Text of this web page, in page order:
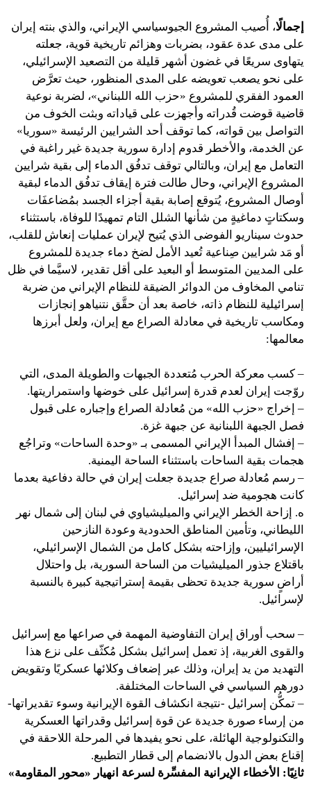
إجمالًا، أُصيب المشروع الجيوسياسي الإيراني، والذي بنته إيران
على مدى عدة عقود، بضربات وهزائم تاريخية قوية، جعلته
يتهاوى سريعًا في غضون أشهر قليلة من التصعيد الإسرائيلي،
على نحو يصعب تعويضه على المدى المنظور، حيث تعرَّض
العمود الفقري للمشروع «حزب الله اللبناني»، لضربة نوعية
قاضية قوضت قُدراته وأجهزت على قياداته وبثت الخوف من
التواصل بين قواته، كما توقف أحد الشرايين الرئيسة «سوريا»
عن الخدمة، والأخطر قدوم إدارة سورية جديدة غير راغبة في
التعامل مع إيران، وبالتالي توقف تدفُق الدماء إلى بقية شرايين
المشروع الإيراني، وحال طالت فترة إيقاف تدفُق الدماء لبقية
أوصال المشروع، يُتوقع إصابة بقية أجزاء الجسد بمُضاعفَات
وسكتاتٍ دماغيةٍ من شأنها الشلل التام تمهيدًا للوفاة، باستثناء
حدوث سيناريو الفوضى الذي يُتيح لإيران عمليات إنعاش للقلب،
أو مَد شرايين صِناعية تُعيد الأمل لضخ دماء جديدة للمشروع
على المديين المتوسط أو البعيد على أقل تقدير، لاسيَّما في ظل
تنامي المخاوف من الدوائر الضيقة للنظام الإيراني من ضربة
إسرائيلية للنظام ذاته، خاصة بعد أن حقَّق نتنياهو إنجازات
ومكاسب تاريخية في معادلة الصراع مع إيران، ولعل أبرزها
معالمها:
– كسب معركة الحرب مُتعددة الجبهات والطويلة المدى، التي
روّجت إيران لعدم قدرة إسرائيل على خوضها واستمراريتها.
– إخراج «حزب الله» من مُعادلة الصراع وإجباره على قبول
فصل الجبهة اللبنانية عن جبهة غزة.
– إفشال المبدأ الإيراني المسمى بـ «وحدة الساحات» وتراجُع
هجمات بقية الساحات باستثناء الساحة اليمنية.
– رسم مُعادلة صراع جديدة جعلت إيران في حالة دفاعية بعدما
كانت هجومية ضد إسرائيل.
ه. إزاحة الخطر الإيراني والميليشياوي في لبنان إلى شمال نهر
الليطاني، وتأمين المناطق الحدودية وعودة النازحين
الإسرائيليين، وإزاحته بشكل كامل من الشمال الإسرائيلي،
باقتلاع جذور الميليشيات من الساحة السورية، بل واحتلال
أراضٍ سورية جديدة تحظى بقيمة إستراتيجية كبيرة بالنسبة
لإسرائيل.
– سحب أوراق إيران التفاوضية المهمة في صراعها مع إسرائيل
والقوى الغربية، إذ تعمل إسرائيل بشكل مُكثّف على نزع هذا
التهديد من يد إيران، وذلك عبر إضعاف وكلائها عسكريًا وتقويض
دورهم السياسي في الساحات المختلفة.
– تمكُّن إسرائيل -نتيجة انكشاف القوة الإيرانية وسوء تقديراتها-
من إرساء صورة جديدة عن قوة إسرائيل وقدراتها العسكرية
والتكنولوجية الهائلة، على نحو يفيدها في المرحلة اللاحقة في
إقناع بعض الدول بالانضمام إلى قطار التطبيع.
ثانِيًا: الأخطاء الإيرانية المفسِّرة لسرعة انهيار «محور المقاومة»